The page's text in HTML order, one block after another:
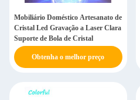
Mobiliário Doméstico Artesanato de
Cristal Led Gravação a Laser Clara
Suporte de Bola de Cristal
Obtenha o melhor preço